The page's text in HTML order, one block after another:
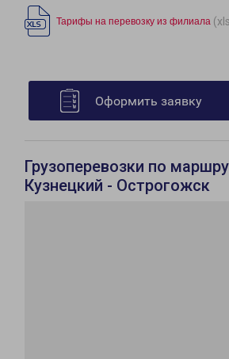
Тарифы на перевозку из филиала
Оформить заявку
Грузоперевозки по
Кузнецкий - Острогожск